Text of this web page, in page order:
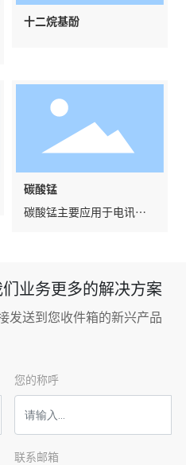
十二烷基酚
碳酸锰
碳酸锰主要应用于电讯器
剂、锰盐和催化剂制造的
原料。在肥料、医药、机
械零件和磷化处理中也需
要使用碳酸锰。农业用碳
业务更多的解决方案
发送到您收件箱的新兴产品
您的称呼
联系邮箱